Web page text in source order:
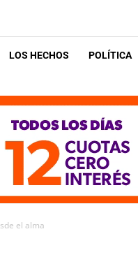
LOS HECHOS POLÍTICA
el alma